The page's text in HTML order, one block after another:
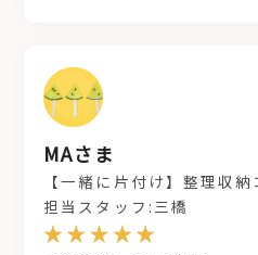
MAさま
【一緒に片付け】整理収
担当スタッフ:三橋